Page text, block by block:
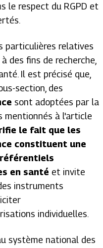
le respect du RGPD et
particulières relatives
des fins de recherche,
Il est précisé que,
section, des
sont adoptées par la
mentionnés à l'article
le fait que les
constituent une
en santé et invite
instruments
individuelles.
système national des